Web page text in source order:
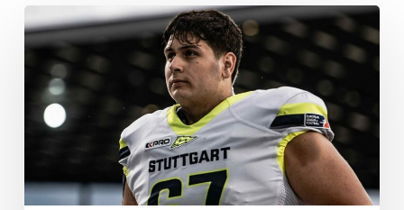
Frankfurt
Galaxy
verpflichtet
Offensive
Lineman